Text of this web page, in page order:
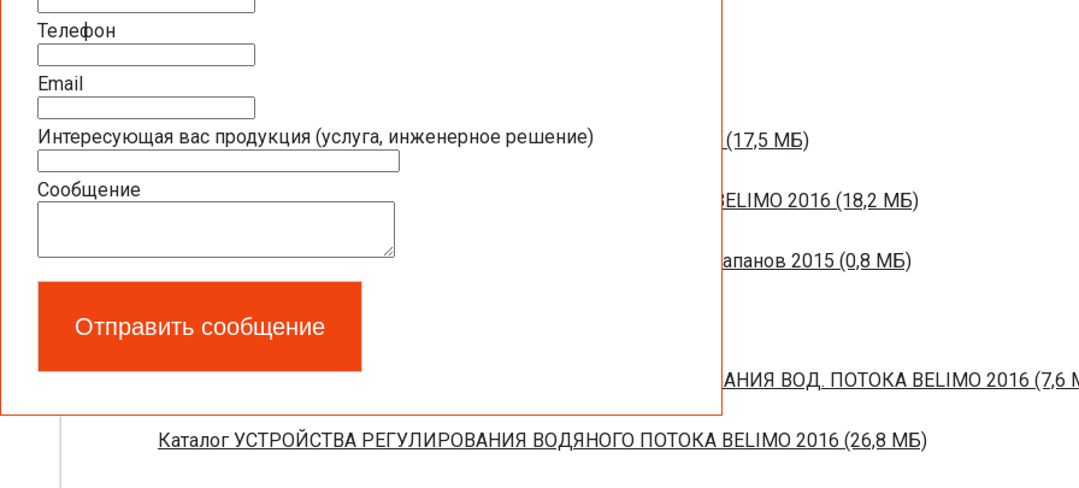
Телефон
Email
Интересующая вас продукция (услуга, инженерное решение)
Сообщение
Полная номенклатура продукции BELIMO 2016 (1,44 МБ)
Полный обзор электроприводов для систем вентиляции 2016 (17,5 МБ)
Каталог ЭЛЕКТРОПРИВОДЫ ДЛЯ ВОЗДУШНЫХ ЗАСЛОНОК BELIMO 2016 (18,2 МБ)
Новое поколение электроприводов для противопожарных клапанов 2015 (0,8 МБ)
Запорно-регулирующая арматура
Брошюра ПОЛНАЯ НОМЕНКЛАТУРА УСТРОЙСТВ РЕГУЛИРОВАНИЯ ВОД. ПОТОКА BELIMO 2016 (7,6
Каталог УСТРОЙСТВА РЕГУЛИРОВАНИЯ ВОДЯНОГО ПОТОКА BELIMO 2016 (26,8 МБ)